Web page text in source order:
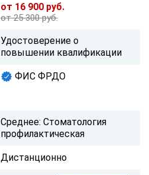
от 16 900 руб.
от 25 300 руб.
Удостоверение о
повышении квалификации
ФИС ФРДО
Среднее: Стоматология
профилактическая
Дистанционно